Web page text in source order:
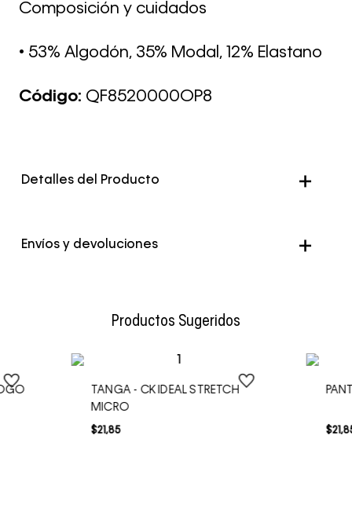
Composición y cuidados
• 53% Algodón, 35% Modal, 12% Elastano
Código: QF8520000OP8
Detalles del Producto
Color Multicolor
Envíos y devoluciones
Productos Sugeridos
TANGA - CK IDEAL STRETCH
MICRO
$21,85 $21,